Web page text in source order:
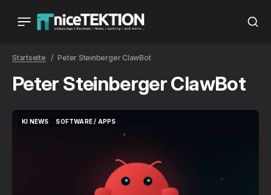
Startseite Peter Steinberger ClawBot
Peter Steinberger ClawBot
KI NEWS
SOFTWARE / APPS